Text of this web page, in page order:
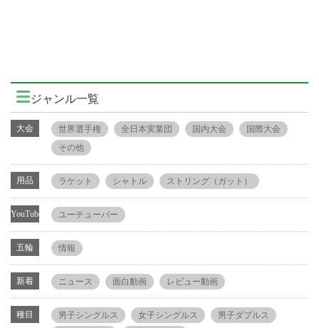
ジャンル一覧
大会 世界選手権 全日本実業団 国内大会
国際大会
その他
用品 ラケット シャトル ストリング（ガット）
YouTube ユーチューバー
五輪 情報
新着 ニュース 面白動画 レビュー動画
種目 男子シングルス 女子シングルス 男子ダブルス